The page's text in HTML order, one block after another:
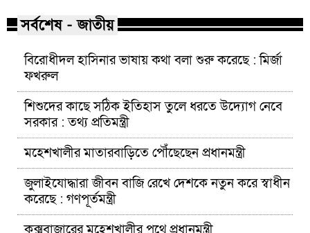
সর্বশেষ - জাতীয়
বিরোধীদল হাসিনার ভাষায় কথা বলা শুরু করেছে : মির্জা
ফখরুল
শিশুদের কাছে সঠিক ইতিহাস তুলে ধরতে উদ্যোগ নেবে
সরকার : তথ্য প্রতিমন্ত্রী
মহেশখালীর মাতারবাড়িতে পৌঁছেছেন প্রধানমন্ত্রী
জুলাইযোদ্ধারা জীবন বাজি রেখে দেশকে নতুন করে স্বাধীন
করেছে : গণপূর্তমন্ত্রী
কক্সবাজারের মহেশখালীর পথে প্রধানমন্ত্রী